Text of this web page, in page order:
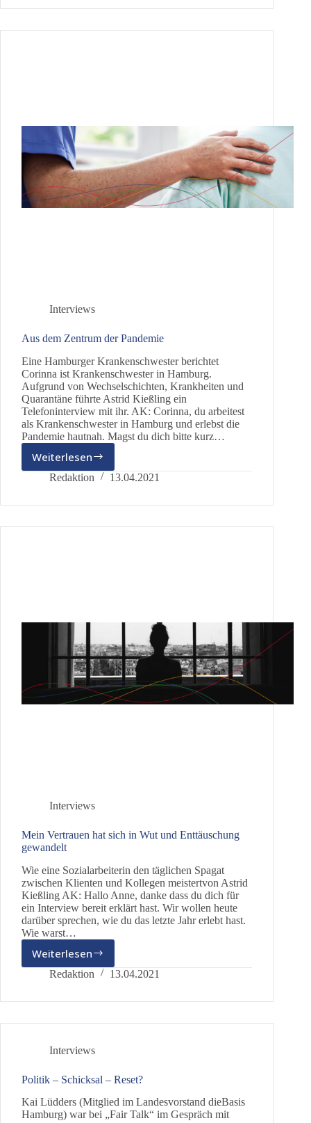
hinter
absurd
wird
Interviews
Aus dem Zentrum der Pandemie
Eine Hamburger Krankenschwester berichtet
Corinna ist Krankenschwester in Hamburg.
Aufgrund von Wechselschichten, Krankheiten und
Quarantäne führte Astrid Kießling ein
Telefoninterview mit ihr. AK: Corinna, du arbeitest
als Krankenschwester in Hamburg und erlebst die
Pandemie hautnah. Magst du dich bitte kurz…
Weiterlesen
Aus
dem
der
Redaktion 13.04.2021
Interviews
Mein Vertrauen hat sich in Wut und Enttäuschung
gewandelt
Wie eine Sozialarbeiterin den täglichen Spagat
zwischen Klienten und Kollegen meistertvon Astrid
Kießling AK: Hallo Anne, danke dass du dich für
ein Interview bereit erklärt hast. Wir wollen heute
darüber sprechen, wie du das letzte Jahr erlebt hast.
Wie warst…
Weiterlesen
Mein
Vertrauen
sich
Enttäuschung
Redaktion 13.04.2021
Interviews
Politik – Schicksal – Reset?
Kai Lüdders (Mitglied im Landesvorstand dieBasis
Hamburg) war bei „Fair Talk“ im Gespräch mit